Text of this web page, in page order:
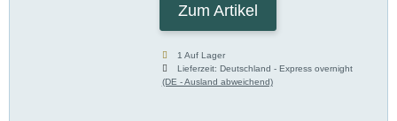
Zum Artikel
1 Auf Lager
Lieferzeit:Deutschland - Express overnight
(DE - Ausland abweichend)